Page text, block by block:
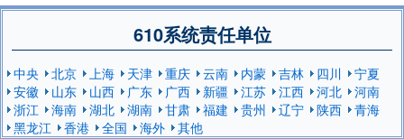
610系统责任单位
中央 北京 上海 天津 重庆 云南 内蒙 吉林 四川
宁夏
安徽
山东 山西 广东 广西 新疆 江苏 江西 河北
河南
浙江
海南 湖北 湖南 甘肃 福建 贵州 辽宁 陕西
青海
黑龙江
香港 全国 海外 其他